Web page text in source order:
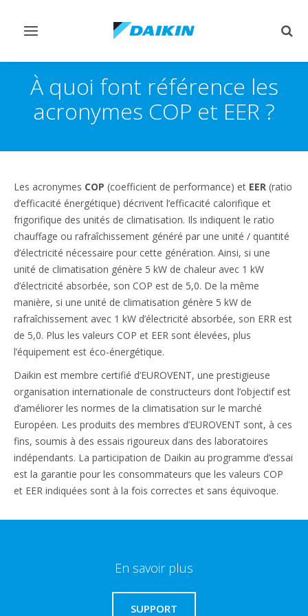
Afficher/masquer
À quoi font référence les
acronymes COP et EER ?
Les acronymes COP (coefficient de performance) et EER (ratio
d’efficacité énergétique) décrivent l’efficacité calorifique et
frigorifique des unités de climatisation. Ils indiquent le ratio
chauffage ou rafraîchissement généré par une unité / quantité
d’électricité nécessaire pour cette génération. Ainsi, si une
unité de climatisation génère 5 kW de chaleur avec 1 kW
d’électricité absorbée, son COP est de 5,0. De la même
manière, si une unité de climatisation génère 5 kW de
rafraîchissement avec 1 kW d’électricité absorbée, son ERR est
de 5,0. Plus les valeurs COP et EER sont élevées, plus
l’équipement est éco-énergétique.
Daikin est membre certifié d’EUROVENT, une prestigieuse
organisation internationale de constructeurs dont l’objectif est
d’améliorer les normes de la climatisation sur le marché
Européen. Les produits des membres d’EUROVENT sont, à ces
fins, soumis à des essais rigoureux dans des laboratoires
indépendants. La participation de Daikin au programme d’essai
est la garantie pour les consommateurs que les valeurs COP
et EER indiquées sont à la fois correctes et sans équivoque.
En savoir plus
SUPPORT